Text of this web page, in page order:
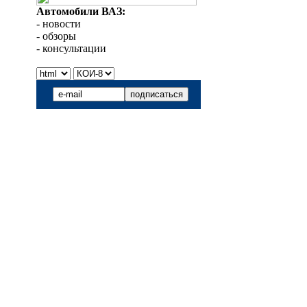
Автомобили ВАЗ:
- новости
- обзоры
- консультации